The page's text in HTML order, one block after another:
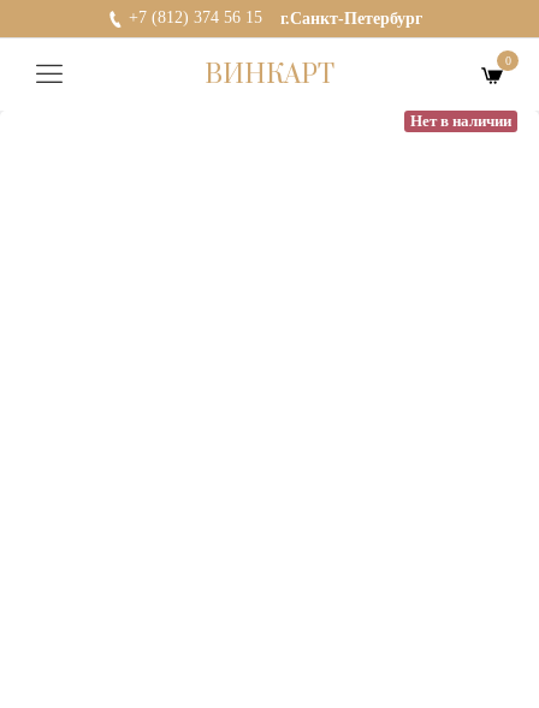
+7 (812) 374 56 15 г.Санкт-Петербург
ВИНКАРТ 0
Нет в наличии